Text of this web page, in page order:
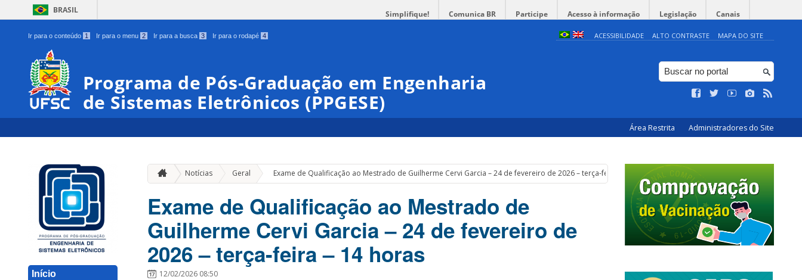
BRASIL Simplifique! Comunica BR Participe Acesso à informação Legislação Canais
Ir para o conteúdo 1 Ir para o menu 2 Ir para a busca 3 Ir para o rodapé 4 ACESSIBILIDADE ALTO CONTRASTE MAPA DO SITE
Programa de Pós-Graduação em Engenharia
de Sistemas Eletrônicos (PPGESE)
Área Restrita Administradores do Site
Início
Notícias Geral » Exame de Qualificação ao Mestrado de Guilherme Cervi Garcia – 24 de fevereiro de 2026 – terça-feira – 14 horas
Exame de Qualificação ao Mestrado de
Guilherme Cervi Garcia – 24 de fevereiro de
2026 – terça-feira – 14 horas
12/02/2026 08:50